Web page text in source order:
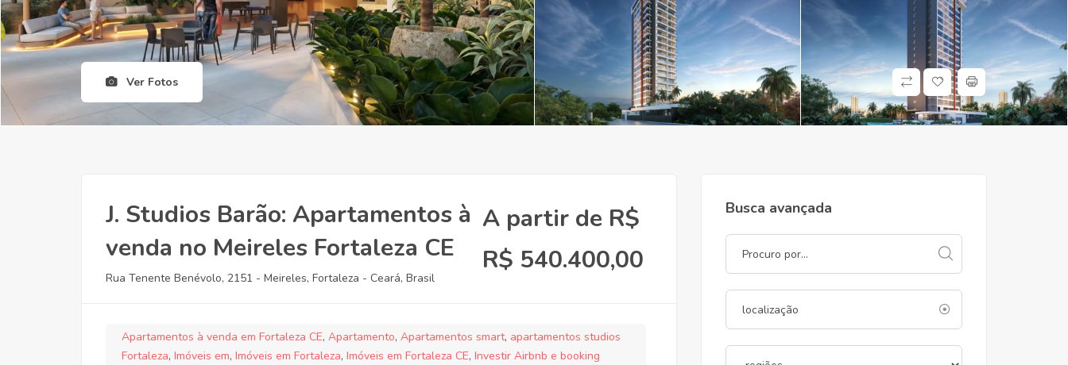
Ver Fotos
J. Studios Barão: Apartamentos à
venda no Meireles Fortaleza CE
Rua Tenente Benévolo, 2151 - Meireles, Fortaleza - Ceará, Brasil
A partir de R$
R$ 540.400,00
Apartamentos à venda em Fortaleza CE, Apartamento, Apartamentos smart, apartamentos studios
Fortaleza, Imóveis em, Imóveis em Fortaleza, Imóveis em Fortaleza CE, Investir Airbnb e booking
Busca avançada